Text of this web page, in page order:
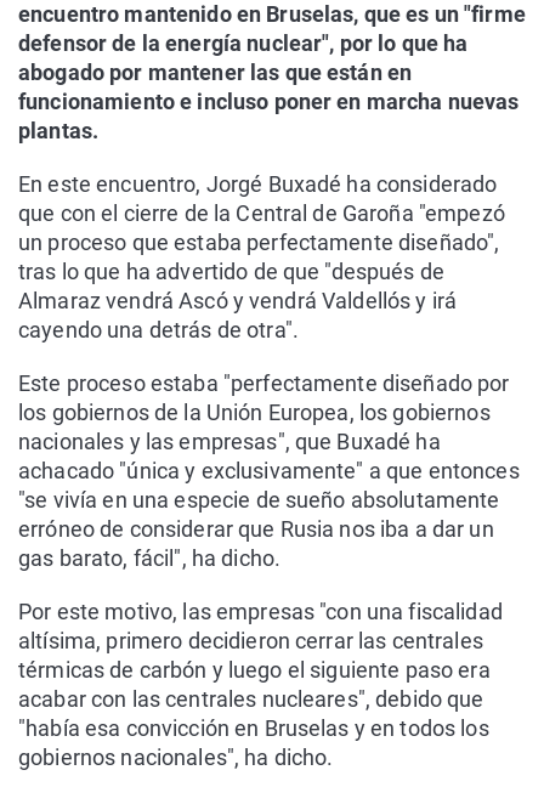
encuentro mantenido en Bruselas, que es un "firme
defensor de la energía nuclear", por lo que ha
abogado por mantener las que están en
funcionamiento e incluso poner en marcha nuevas
plantas.
En este encuentro, Jorgé Buxadé ha considerado
que con el cierre de la Central de Garoña "empezó
un proceso que estaba perfectamente diseñado",
tras lo que ha advertido de que "después de
Almaraz vendrá Ascó y vendrá Valdellós y irá
cayendo una detrás de otra".
Este proceso estaba "perfectamente diseñado por
los gobiernos de la Unión Europea, los gobiernos
nacionales y las empresas", que Buxadé ha
achacado "única y exclusivamente" a que entonces
"se vivía en una especie de sueño absolutamente
erróneo de considerar que Rusia nos iba a dar un
gas barato, fácil", ha dicho.
Por este motivo, las empresas "con una fiscalidad
altísima, primero decidieron cerrar las centrales
térmicas de carbón y luego el siguiente paso era
acabar con las centrales nucleares", debido que
"había esa convicción en Bruselas y en todos los
gobiernos nacionales", ha dicho.